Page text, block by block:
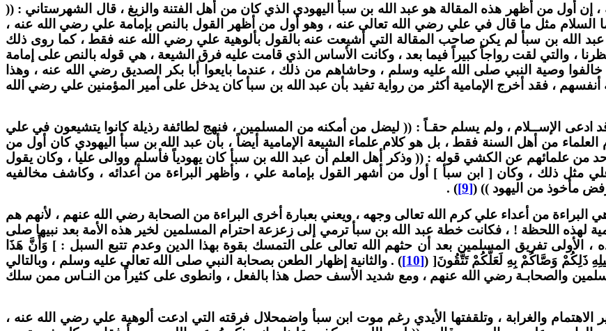
إن أول من أظهر هذه المقالة هو عبد الله بن سبأ اليهودي الذي كان من أهل الفتنة والزيغ ، قال الشهرستاني : ((
مثل ما قال في علي رضي الله تعالى عنه ، وهو أول من أظهر القول بالنص بإمامة علي رضي الله عنه ،
الله بن سبأ لم يكن صاحب المقالة التي أشيعت عنه بالقول بألوهية علي رضي الله عنه فقط ، كما روى ذلك
، والتي لقت رواجاً كبيراً فيما بعد ، وكانت الأساس الذي قامت عليه فرق الشيعة ، هي قوله بالنص على إمامة
وصية النبي صلى الله عليه وسلم ، وحاشاهم من ذلك ، عندما بايعوا أبا بكر الصديق رضي الله عنه ، وهذا
، فقد أخرج الإمامية أكثر من رواية تفيد بأن عبد الله بن سبأ كان يدخل على أمير المؤمنين علي رضي الله
الإســلام ، ولم يسلم حقـاً : (( ليضل من أمكنه من المسلمين ، فنهج لطائفة رذيلة كانوا يتشيعون في علي
من أهل السنة فقط ، بل هو كلام علماء الشيعة الإمامية أيضاً ، بأن عبد الله بن سبأ اليهودي كان أول من
من علمائهم عن الكشي قوله : (( وذكر أهل العلم أن عبد الله بن سبأ كان يهودياً فأسلم ووالى عليا ، وكان يقول
ذلك ، وكان [ ابن سبأ ] أول من أشهر القول بإمامة علي ، وأظهر البراءة من أعدائه ، وكاشف مخالفيه
مأخوذ من اليهود )) ([9]
) .
البراءة من أعداء علي كرم الله تعالى وجهه ، ويعني بعبارة أخرى البراءة من الصحابة رضي الله عنهم ، لأنهم هم
لهذه اللحظة ! ، فكانت خطة عبد الله بن سبأ ترمي إلى زعزعة احترام المسلمين لخير هذه الأمة بعد نبيها صلى
تفريق المسلمين بعد أن حثهم الله تعالى على التمسك بقوة بهذا الدين وعدم تتبع السبل : ] وَأَنَّ هَذَا
ذَلِكُمْ وَصَّاكُمْ بِهِ لَعَلَّكُمْ تَتَّقُونَ[ ([10]
) . والثانية إظهار الطعن بصحابة النبي صلى الله تعالى عليه وسلم ، وبالتالي
والصحابـة رضي الله عنهم ، ومع شديد الأسف حصل هذا بالفعل ، وانطوى على كثيراً من النـاس ممن سلك
الاهتمام والغرابة ، وتلقفتها الأيدي رغم موت ابن سبأ واضمحلال فرقته التي ادعت ألوهية علي رضي الله عنه ،